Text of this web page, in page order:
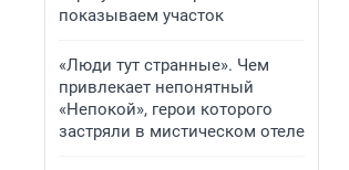
показываем участок
«Люди тут странные». Чем
привлекает непонятный
«Непокой», герои которого
застряли в мистическом отеле